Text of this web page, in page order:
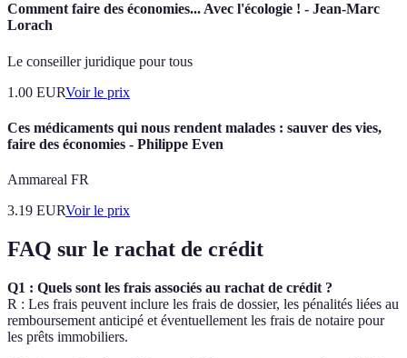
Comment faire des économies... Avec l'écologie ! - Jean-Marc
Lorach
Le conseiller juridique pour tous
1.00 EURVoir le prix
Ces médicaments qui nous rendent malades : sauver des vies,
faire des économies - Philippe Even
Ammareal FR
3.19 EURVoir le prix
FAQ sur le rachat de crédit
Q1 : Quels sont les frais associés au rachat de crédit ?
R : Les frais peuvent inclure les frais de dossier, les pénalités liées au
remboursement anticipé et éventuellement les frais de notaire pour
les prêts immobiliers.